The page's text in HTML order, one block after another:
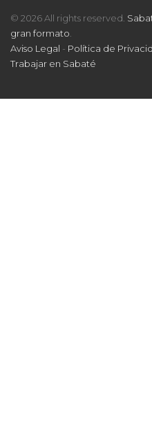
© 2026 All rights reserved.
gran formato.
Aviso Legal - Política de
Trabajar en Sabaté